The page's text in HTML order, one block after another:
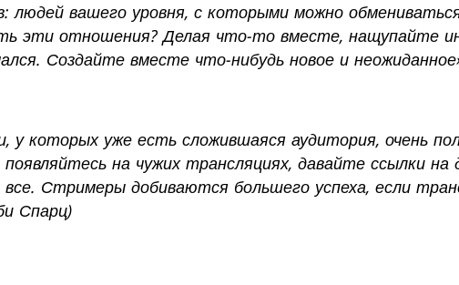
людей вашего уровня, с которыми можно
эти отношения? Делая что-то вместе, нащупайте
Создайте вместе что-нибудь новое и
которых уже есть сложившаяся аудитория, очень
на чужих трансляциях, давайте ссылки на
Стримеры добиваются большего успеха, если
Спарц)